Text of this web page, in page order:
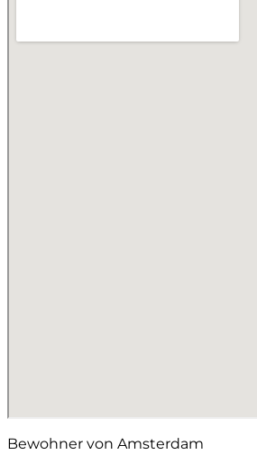
Bewohner von Amsterdam